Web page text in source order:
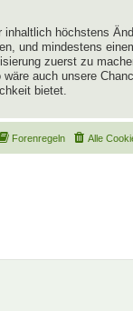
höchstens
und mindestens
zuerst zu
auch unsere
bietet.
Alle
Forenregeln